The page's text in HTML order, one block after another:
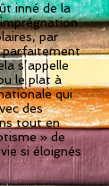
de la
par
parfaitement
s’appelle
le plat à
qui
des
tout en
» de
si éloignés